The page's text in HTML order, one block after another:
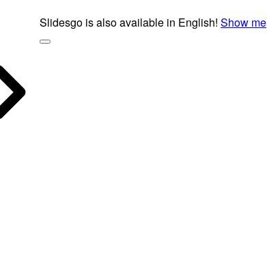
Slidesgo is also available in English! Show me